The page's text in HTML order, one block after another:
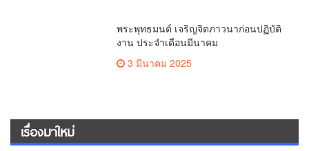
พระพุทธมนต์ เจริญจิตภาวนาก่อนปฏิบัติ
งาน ประจำเดือนมีนาคม
3 มีนาคม 2025
เรื่องมาใหม่